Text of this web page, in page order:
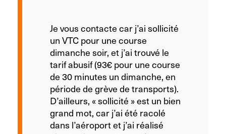
Je vous contacte car j’ai sollicité
un VTC pour une course
dimanche soir, et j’ai trouvé le
tarif abusif (93€ pour une course
de 30 minutes un dimanche, en
période de grève de transports).
D’ailleurs, « sollicité » est un bien
grand mot, car j’ai été racolé
dans l’aéroport et j’ai réalisé